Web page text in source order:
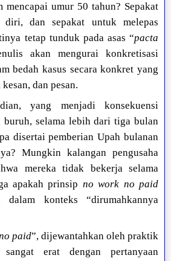
mencapai umur 50 tahun? Sepakat
diri, dan sepakat untuk melepas
tetap tunduk pada asas “pacta
akan mengurai konkretisasi
bedah kasus secara konkret yang
dan pesan.
yang menjadi konsekuensi
buruh, selama lebih dari tiga bulan
disertai pemberian Upah bulanan
Mungkin kalangan pengusaha
mereka tidak bekerja selama
apakah prinsip no work no paid
dalam konteks “dirumahkannya
paid”, dijewantahkan oleh praktik
sangat erat dengan pertanyaan